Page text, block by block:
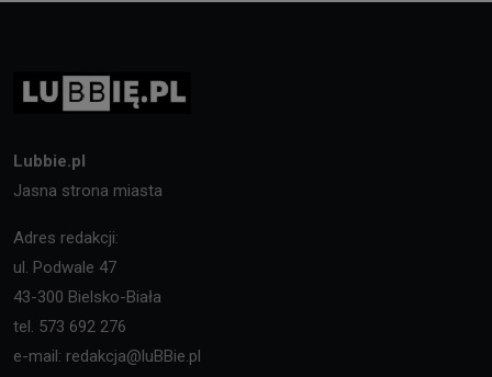
Lubbie.pl
Jasna strona miasta
Adres redakcji:
ul. Podwale 47
43-300 Bielsko-Biała
tel. 573 692 276
e-mail: redakcja@luBBie.pl